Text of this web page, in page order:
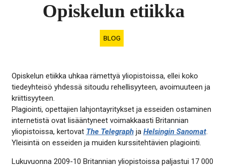
Opiskelun etiikka
BLOG
Opiskelun etiikka uhkaa rämettyä yliopistoissa, ellei koko
tiedeyhteisö yhdessä sitoudu rehellisyyteen, avoimuuteen ja
kriittisyyteen.
Plagiointi, opettajien lahjontayritykset ja esseiden ostaminen
internetistä ovat lisääntyneet voimakkaasti Britannian
yliopistoissa, kertovat The Telegraphja Helsingin Sanomat.
Yleisintä on esseiden ja muiden kurssitehtävien plagiointi.
Lukuvuonna 2009-10 Britannian yliopistoissa paljastui 17 000